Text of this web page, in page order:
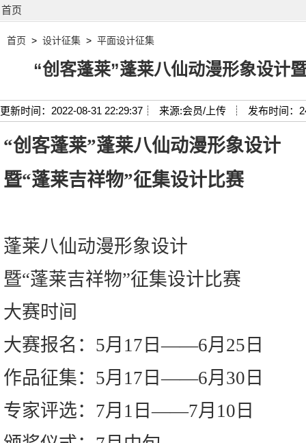
首页
首页 > 设计征集 > 平面设计征集
“创客蓬莱”蓬莱八仙动漫形象设计
更新时间：2022-08-31 22:29:37┊ 来源:会员/上传 ┊ 发布时间：
“创客蓬莱”蓬莱八仙动漫形象设计
暨“蓬莱吉祥物”征集设计比赛
蓬莱八仙动漫形象设计
暨“蓬莱吉祥物”征集设计比赛
大赛时间
大赛报名：5月17日――6月25日
作品征集：5月17日――6月30日
专家评选：7月1日――7月10日